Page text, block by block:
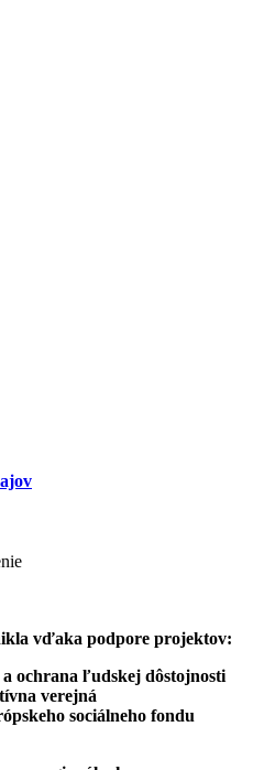
vďaka podpore projektov:
ochrana ľudskej dôstojnosti
verejná
sociálneho fondu